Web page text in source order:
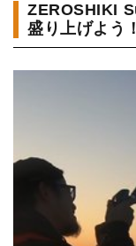
ZEROSHIKI
盛り上げよう！